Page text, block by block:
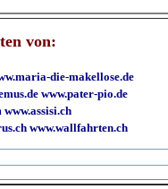
von:
die-makellose.de
www.pater-pio.de
www.assisi.ch
www.wallfahrten.ch